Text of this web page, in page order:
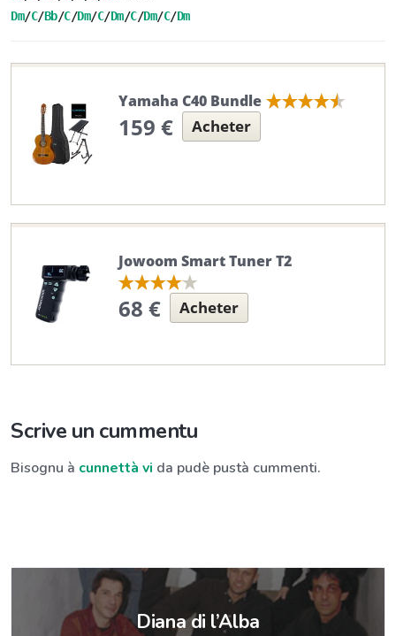
Dm/C/Bb/C/Dm/C/Dm/C/Dm/C/Dm
Yamaha C40 Bundle
159 € Acheter
Jowoom Smart Tuner T2
68 € Acheter
Scrive un cummentu
Bisognu à cunnettà vi da pudè pustà cummenti.
Diana di l’Alba